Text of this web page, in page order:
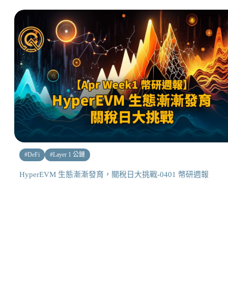
#DeFi #Layer 1 公鏈
HyperEVM 生態漸漸發育，關稅日大挑戰-0401 幣研週報